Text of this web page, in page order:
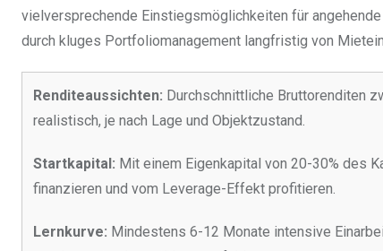
vielversprechende Einstiegsmöglichkeiten für
durch kluges Portfoliomanagement langfristig von
Renditeaussichten: Durchschnittliche Bruttorenditen
realistisch, je nach Lage und Objektzustand.
Startkapital: Mit einem Eigenkapital von 20-30% des
finanzieren und vom Leverage-Effekt profitieren.
Lernkurve: Mindestens 6-12 Monate intensive